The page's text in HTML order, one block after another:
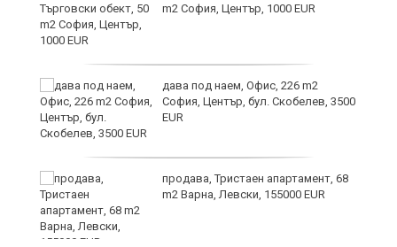
m2 София, Център, 1000 EUR
дава под наем, Офис, 226 m2
София, Център, бул. Скобелев, 3500
EUR
продава, Тристаен апартамент, 68
m2 Варна, Левски, 155000 EUR